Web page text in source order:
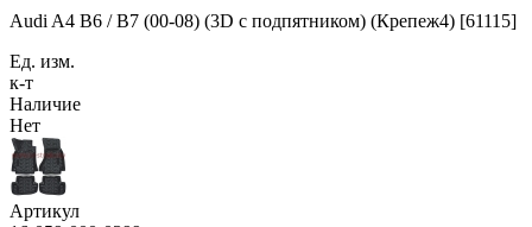
Audi A4 B6 / B7 (00-08) (3D с подпятником) (Крепеж4) [61115]
Ед. изм.
к-т
Наличие
Нет
Артикул